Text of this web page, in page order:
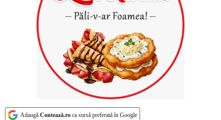
Adaugă Contează.ro ca sursă preferată în Google